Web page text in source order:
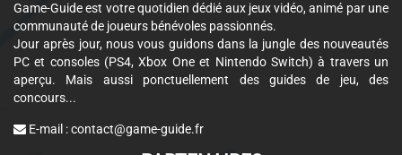
Game-Guide est votre quotidien dédié aux jeux vidéo, animé par une
communauté de joueurs bénévoles passionnés.
Jour après jour, nous vous guidons dans la jungle des nouveautés
PC et consoles (PS4, Xbox One et Nintendo Switch) à travers un
aperçu. Mais aussi ponctuellement des guides de jeu, des
concours...
E-mail :contact@game-guide.fr